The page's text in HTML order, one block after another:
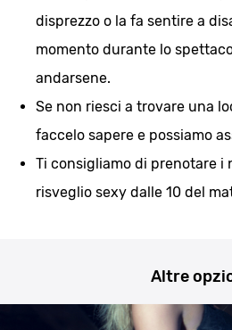
disprezzo o la fa sentire a
momento durante lo
andarsene.
Se non riesci a trovare una
faccelo sapere e possiamo
Ti consigliamo di prenotare i
risveglio sexy dalle 10 del
Altre